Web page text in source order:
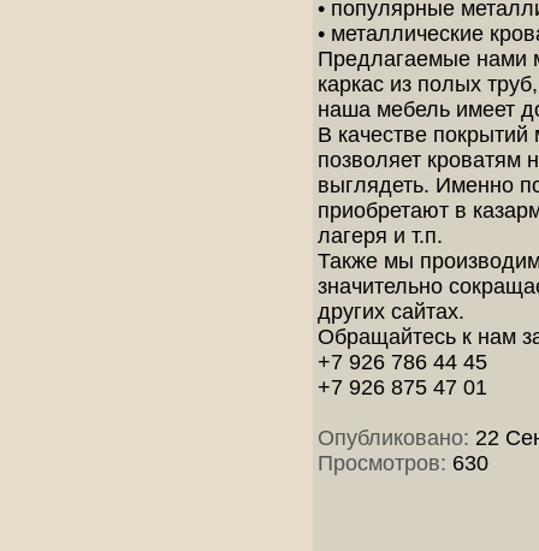
• популярные
• металлические
Предлагаемые нами
каркас из полых
наша мебель имеет
В качестве
позволяет кроватям
выглядеть. Именно
приобретают в
лагеря и т.п.
Также мы
значительно
других сайтах.
Обращайтесь к нам
+7 926 786 44 45
+7 926 875 47 01
Опубликовано: 22
Просмотров: 630